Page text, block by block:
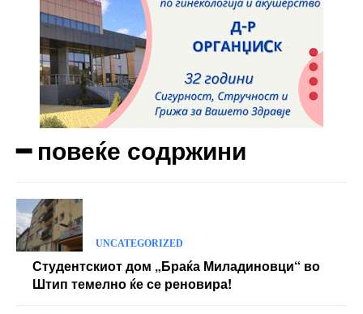
━ повеќе содржини
UNCATEGORIZED
Студентскиот дом „Браќа Миладиновци“ во
Штип темелно ќе се реновира!